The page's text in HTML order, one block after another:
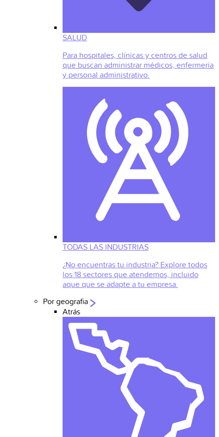
SALUD
Para hospitales, clínicas y centros de salud
que buscan administrar médicos, enfermería
y personal administrativo.
TODAS LAS INDUSTRIAS
¿No encuentras tu industria? Explore todos
los 18 sectores que atendemos, incluido
aque que se adapte a tu empresa.
Por geografia
Atrás